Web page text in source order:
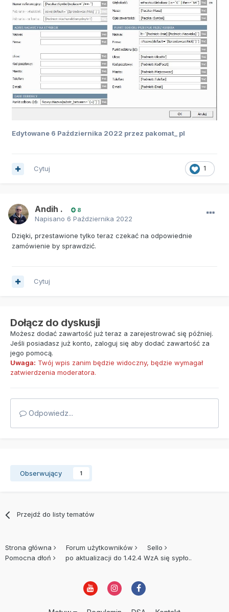
Edytowane 6 Października 2022 przez pakomat_ pl
1
Cytuj
Andih . 8
Napisano 6 Października 2022
Dzięki, przestawione tylko teraz czekać na odpowiednie
zamówienie by sprawdzić.
Cytuj
Dołącz do dyskusji
Możesz dodać zawartość już teraz a zarejestrować się później.
Jeśli posiadasz już konto, zaloguj się aby dodać zawartość za
jego pomocą.
Uwaga: Twój wpis zanim będzie widoczny, będzie wymagał
zatwierdzenia moderatora.
Odpowiedz...
Obserwujący 1
Przejdź do listy tematów
Strona główna Forum użytkowników
Sello
Pomocna dłoń
po aktualizacji do 1.42.4 WzA się sypło..